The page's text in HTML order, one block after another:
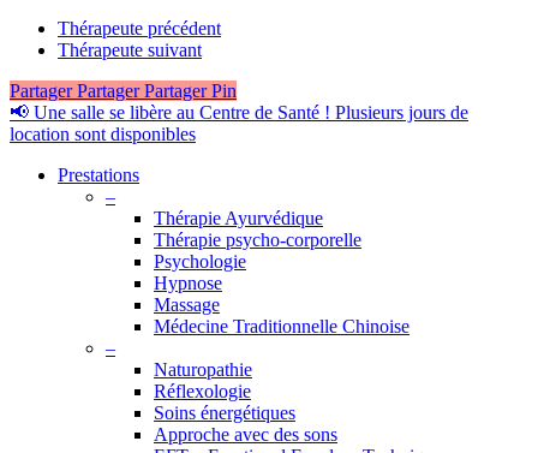
Thérapeute précédent
Thérapeute suivant
Partager Partager Partager Pin
Close
Menu
📢 Une salle se libère au Centre de Santé ! Plusieurs jours de
location sont disponibles
Prestations
–
Thérapie Ayurvédique
Thérapie psycho-corporelle
Psychologie
Hypnose
Massage
Médecine Traditionnelle Chinoise
–
Naturopathie
Réflexologie
Soins énergétiques
Approche avec des sons